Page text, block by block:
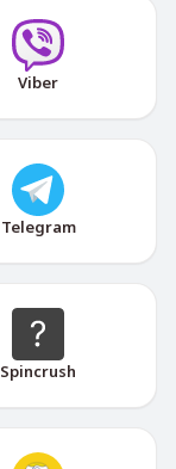
Viber
Telegram
Spincrush